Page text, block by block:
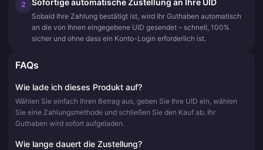
2 Sofortige automatische Zustellung an Ihre UID
Sobald Ihre Zahlung bestätigt ist, wird Ihr Guthaben automatisch
an die von Ihnen eingegebene UID gesendet – schnell, 100%
sicher und ohne dass ein Konto-Login erforderlich ist.
FAQs
Wie lade ich dieses Produkt auf?
Wählen Sie einfach Ihren Betrag aus, geben Sie Ihre UID ein, wählen
Sie eine Zahlungsmethode und schließen Sie den Kauf ab. Ihr
Guthaben wird sofort aufgeladen.
Wie lange dauert die Zustellung?